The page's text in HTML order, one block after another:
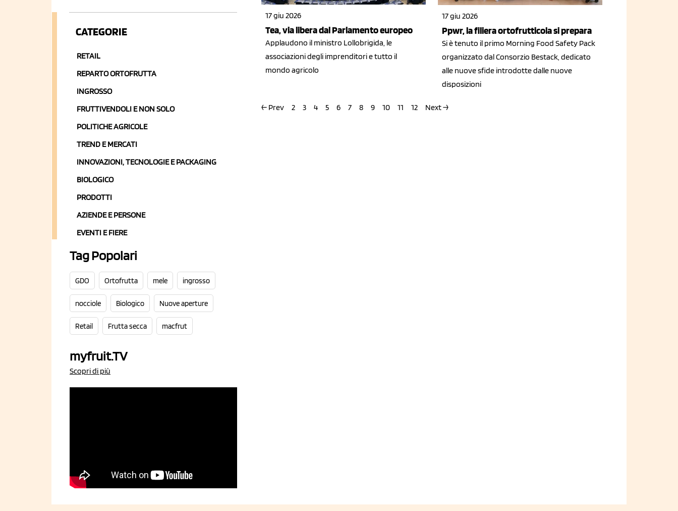
CATEGORIE
RETAIL
REPARTO ORTOFRUTTA
INGROSSO
FRUTTIVENDOLI E NON SOLO
POLITICHE AGRICOLE
TREND E MERCATI
INNOVAZIONI, TECNOLOGIE E PACKAGING
BIOLOGICO
PRODOTTI
AZIENDE E PERSONE
EVENTI E FIERE
Tag Popolari
GDO Ortofrutta mele ingrosso
nocciole Biologico Nuove aperture
Retail Frutta secca macfrut
myfruit.TV
Scopri di più
17 giu 2026
Tea, via libera dal Parlamento europeo
Applaudono il ministro Lollobrigida, le
associazioni degli imprenditori e tutto il
mondo agricolo
17 giu 2026
Ppwr, la filiera ortofrutticola si prepara
Si è tenuto il primo Morning Food Safety Pack
organizzato dal Consorzio Bestack, dedicato
alle nuove sfide introdotte dalle nuove
disposizioni
← Prev 2 3 4 5 6 7 8 9 10 11 12 Next →